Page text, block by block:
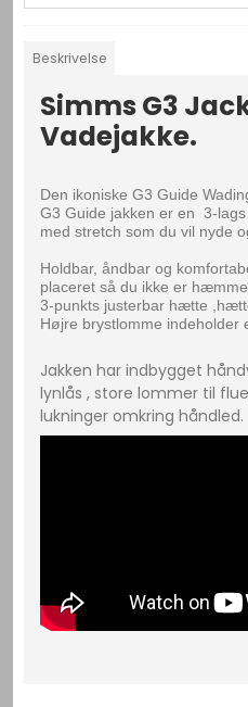
Beskrivelse
Simms G3
Vadejakke.
Den ikoniske G3 Guide
G3 Guide jakken er en  3-
med stretch som du vil nyde
Holdbar, åndbar og
placeret så du ikke er
3-punkts justerbar hætte
Højre brystlomme indeholder
Jakken har indbygget
lynlås , store lommer til
lukninger omkring håndled.